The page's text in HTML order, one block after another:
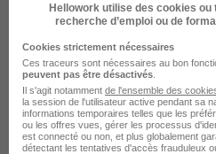
Chef d'Atelier H/F
Acto Interim St Chely
Hellowork utilise des cookies
recherche d’emploi ou de
Cookies strictement nécessaires
Ces traceurs sont nécessaires au bon
peuvent pas être désactivés
Il s'agit notamment de l'ensemble des
la session de l'utilisateur active pendant sa
informations temporaires telles que les
ou les offres vues, gérer les processus
est connecté ou non, et plus globalement
détectant les tentatives d'accès frauduleux